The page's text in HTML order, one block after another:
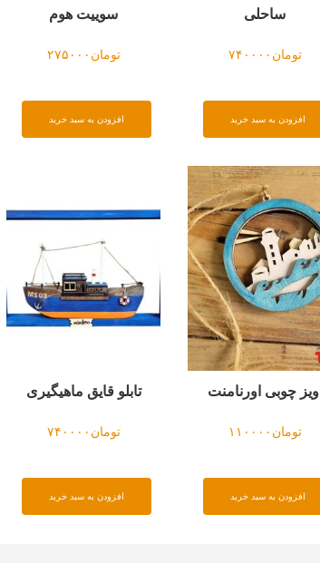
ساحلی
تومان ۷۴۰۰۰۰
افزودن به سبد خرید
سوییت هوم
تومان ۲۷۵۰۰۰
افزودن به سبد خرید
اویز چوبی اورنامنت
تومان ۱۱۰۰۰۰
افزودن به سبد خرید
تابلو قایق ماهیگیری
تومان ۷۴۰۰۰۰
افزودن به سبد خرید